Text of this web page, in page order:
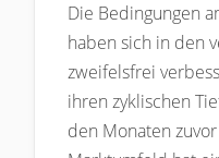
Die Bedingungen
haben sich in den
zweifelsfrei
ihren zyklischen
den Monaten